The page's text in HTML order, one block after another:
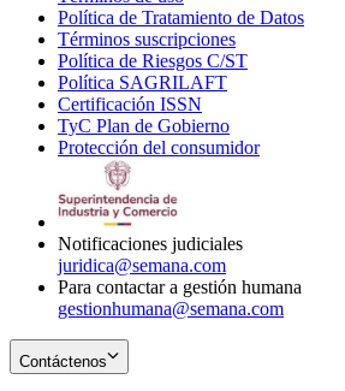
in
new
window
Política de Tratamiento de Datos
Términos suscripciones
in
Política de Riesgos C/ST
Política SAGRILAFT
new
window
Certificación ISSN
in
new
TyC Plan de Gobierno
in
Protección del consumidorOpens
Notificaciones judiciales
juridica@semana.com
Para contactar a gestión humana
gestionhumana@semana.com
Contáctenos